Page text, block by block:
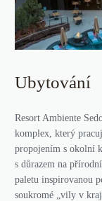
Ubytování
Resort Ambiente
komplex, který
propojením s okolní
s důrazem na
paletu inspirovanou
soukromé „vily v